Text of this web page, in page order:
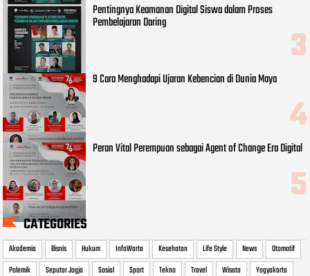
Pentingnya Keamanan Digital Siswa dalam Proses
Pembelajaran Daring
9 Cara Menghadapi Ujaran Kebencian di Dunia Maya
Peran Vital Perempuan sebagai Agent of Change Era Digital
CATEGORIES
Akademia Bisnis Hukum InfoWarta Kesehatan Life Style News
Otomotif
Polemik
Seputar Jogja Sosial Sport Tekno Travel Wisata Yogyakarta